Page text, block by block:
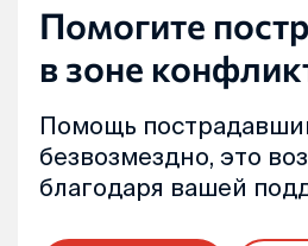
Помогите
в зоне
Помощь
безвозмездно, это
благодаря вашей